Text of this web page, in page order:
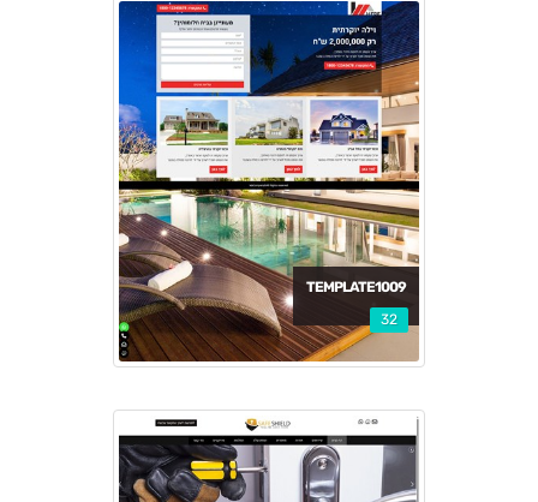
TEMPLATE1009
32